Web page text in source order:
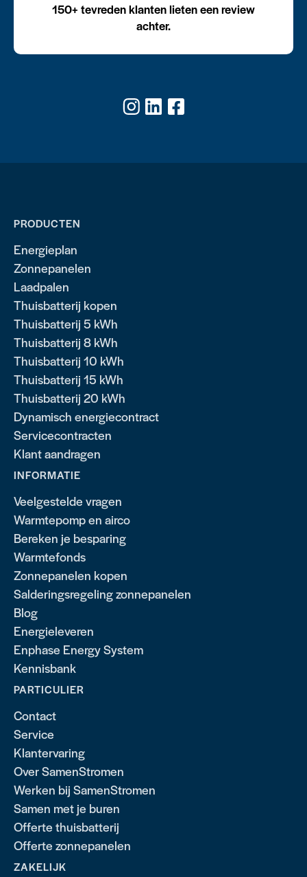
150+ tevreden klanten lieten een review
achter.
PRODUCTEN
Energieplan
Zonnepanelen
Laadpalen
Thuisbatterij kopen
Thuisbatterij 5 kWh
Thuisbatterij 8 kWh
Thuisbatterij 10 kWh
Thuisbatterij 15 kWh
Thuisbatterij 20 kWh
Dynamisch energiecontract
Servicecontracten
Klant aandragen
INFORMATIE
Veelgestelde vragen
Warmtepomp en airco
Bereken je besparing
Warmtefonds
Zonnepanelen kopen
Salderingsregeling zonnepanelen
Blog
Energieleveren
Enphase Energy System
Kennisbank
PARTICULIER
Contact
Service
Klantervaring
Over SamenStromen
Werken bij SamenStromen
Samen met je buren
Offerte thuisbatterij
Offerte zonnepanelen
ZAKELIJK